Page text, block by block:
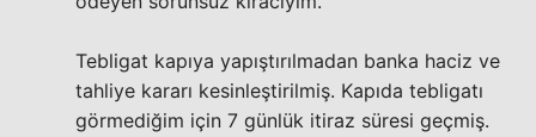
Tebligat kapıya yapıştırılmadan banka haciz ve
tahliye kararı kesinleştirilmiş. Kapıda tebligatı
görmediğim için 7 günlük itiraz süresi geçmiş.